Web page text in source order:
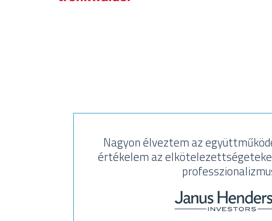
Nagyon élveztem az
értékelem az